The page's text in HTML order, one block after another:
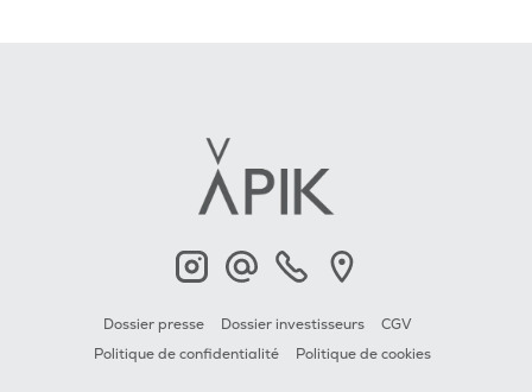
APIK Contact+33 6 23 2000 79
Dossier presse Dossier investisseurs
CGV
Politique de confidentialité
Politique de cookies